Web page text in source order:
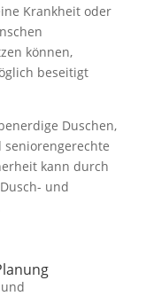
Krankheit oder
können,
beseitigt
Duschen,
kann durch
und